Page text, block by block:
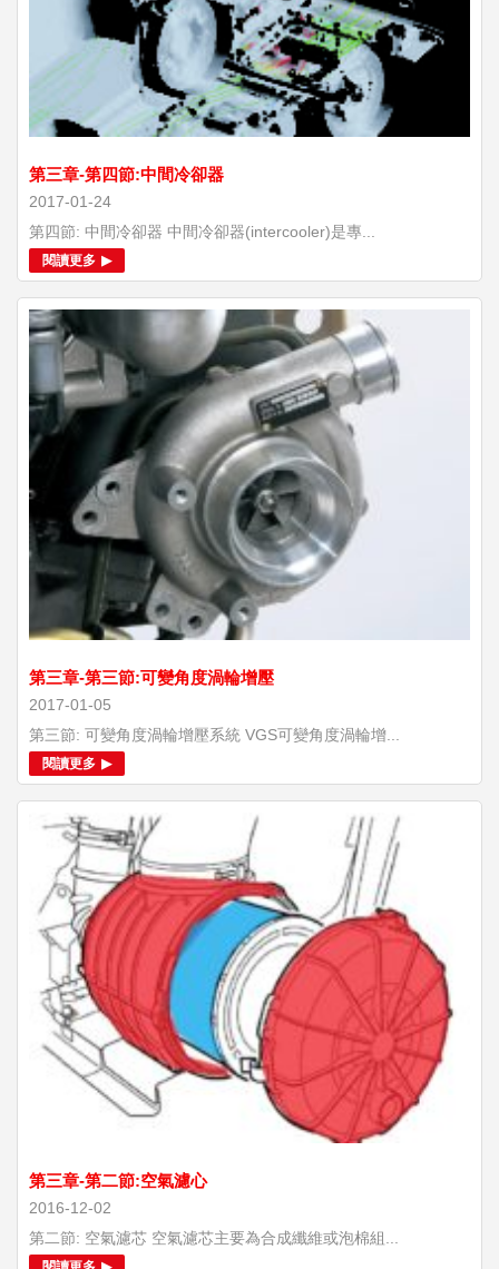
第三章-第四節:中間冷卻器
2017-01-24
第四節: 中間冷卻器 中間冷卻器(intercooler)是專...
閱讀更多
第三章-第三節:可變角度渦輪增壓
2017-01-05
第三節: 可變角度渦輪增壓系統 VGS可變角度渦輪增...
閱讀更多
第三章-第二節:空氣濾心
2016-12-02
第二節: 空氣濾芯 空氣濾芯主要為合成纖維或泡棉組...